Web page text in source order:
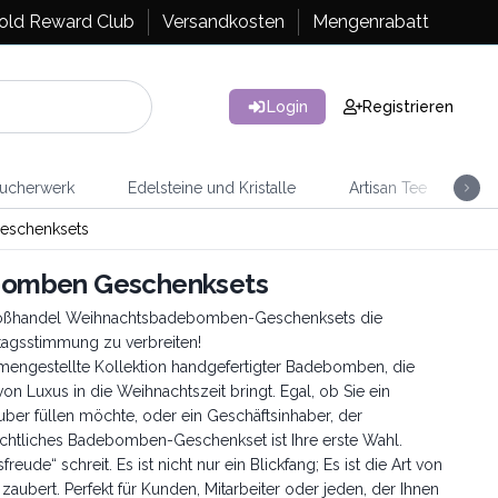
Reward Club Versandkosten Mengenrabatt
Login Registrieren
Edelsteine und Kristalle Artisan Tee
Geschenksets
Weihnachtsbadebomben-Geschenksets die
zu verbreiten!
Kollektion handgefertigter Badebomben, die
Luxus in die Weihnachtszeit bringt. Egal, ob Sie ein
füllen möchte, oder ein Geschäftsinhaber, der
Badebomben-Geschenkset ist Ihre erste Wahl.
schreit. Es ist nicht nur ein Blickfang; Es ist die Art von
Perfekt für Kunden, Mitarbeiter oder jeden, der Ihnen